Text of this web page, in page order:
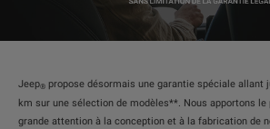
Jeep® propose désormais une garantie spéciale allant
km sur une sélection de modèles**. Nous apportons
grande attention à la conception et à la fabrication de